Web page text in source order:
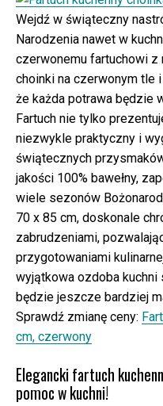
Wejdź w świąteczny
Narodzenia nawet w
czerwonemu fartuchowi z
choinki na czerwonym tle
że każda potrawa będzie
Fartuch nie tylko
niezwykle praktyczny i
świątecznych
jakości 100% bawełny,
wiele sezonów
70 x 85 cm, doskonale
zabrudzeniami,
przygotowaniami
wyjątkowa ozdoba kuchni
będzie jeszcze bardziej
Sprawdź zmianę ceny:
cm, czerwony
Elegancki fartuch
pomoc w kuchni!